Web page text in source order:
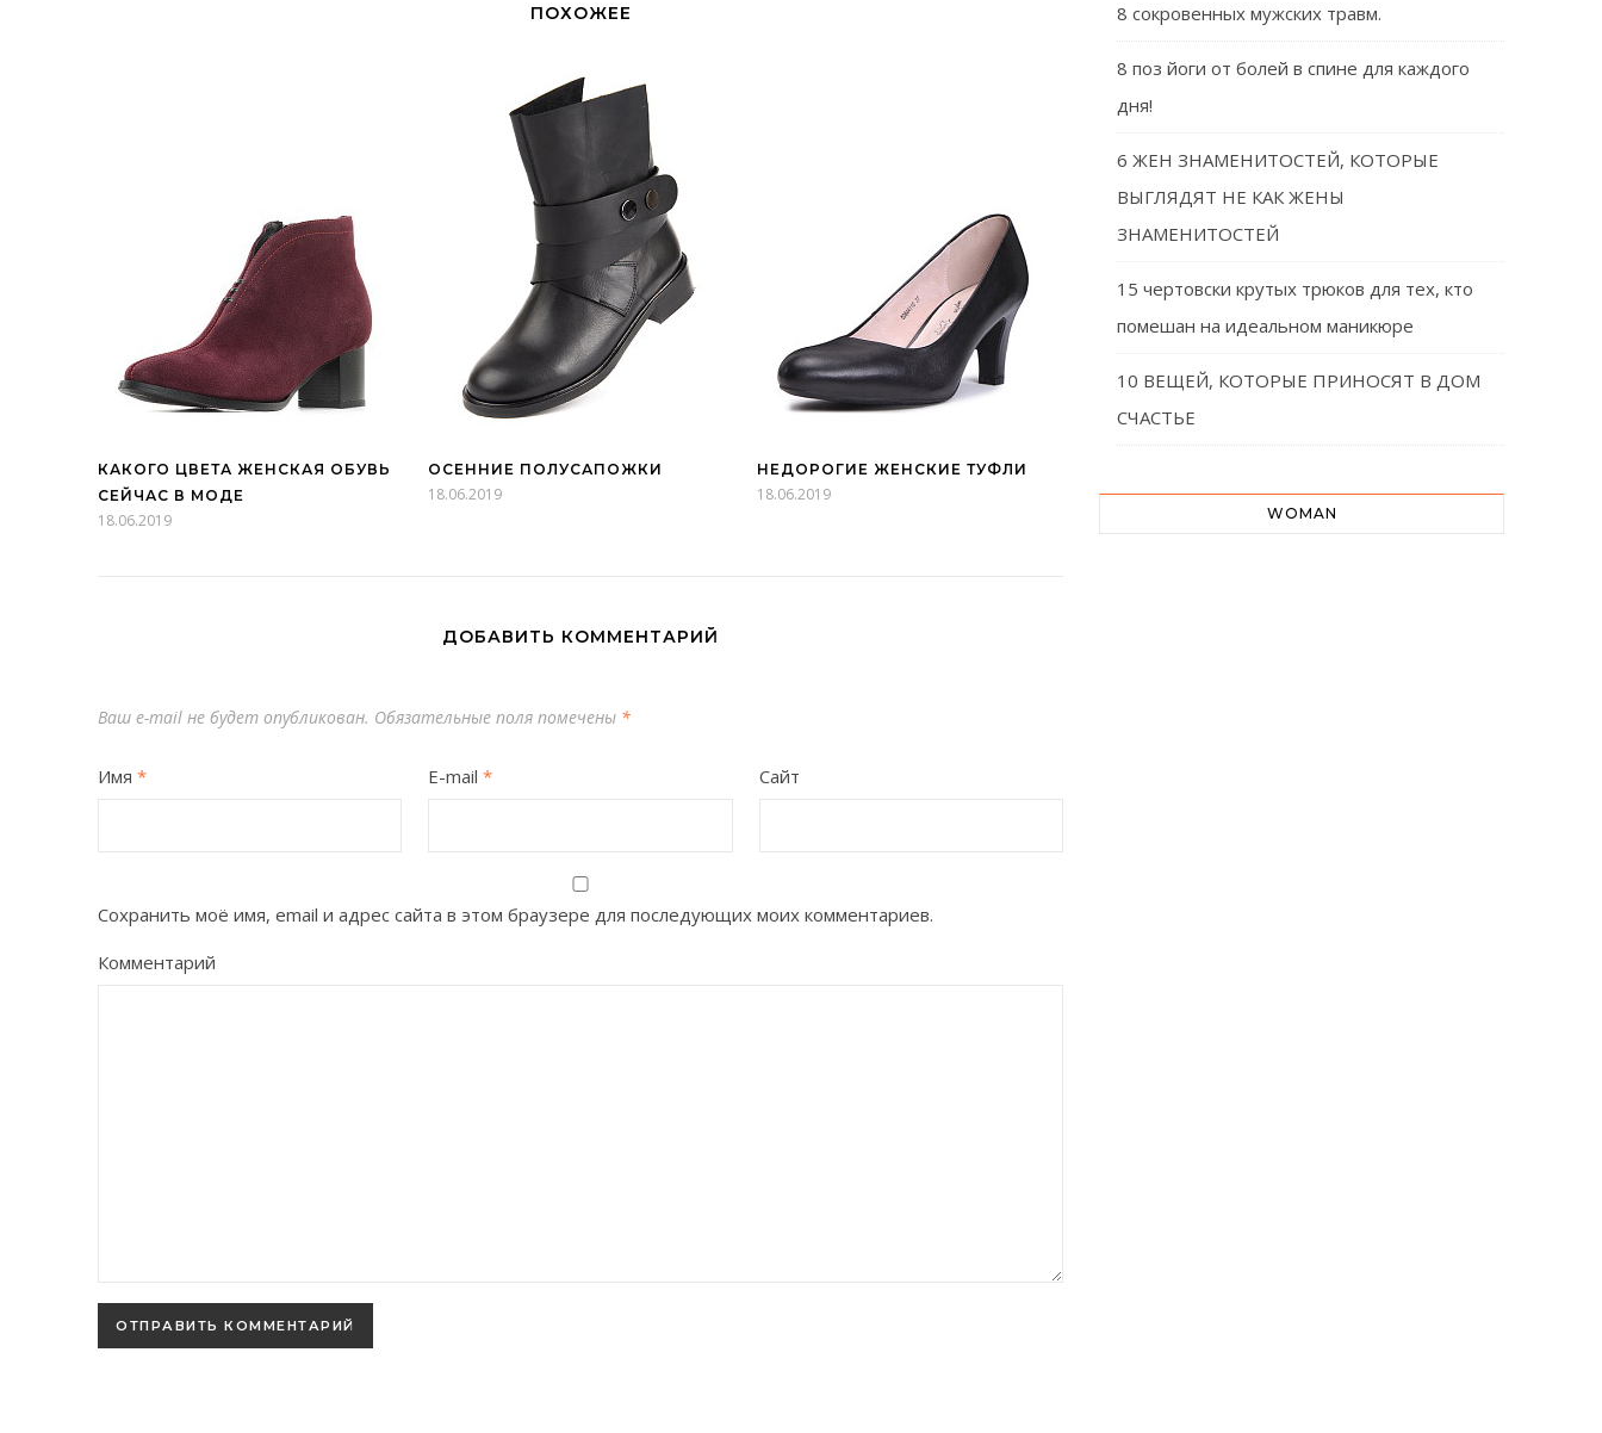
ПОХОЖЕЕ
КАКОГО ЦВЕТА ЖЕНСКАЯ ОБУВЬ
СЕЙЧАС В МОДЕ
18.06.2019
ОСЕННИЕ ПОЛУСАПОЖКИ
18.06.2019
НЕДОРОГИЕ ЖЕНСКИЕ ТУФЛИ
18.06.2019
ДОБАВИТЬ КОММЕНТАРИЙ
Ваш e-mail не будет опубликован. Обязательные поля помечены *
Имя * E-mail* Сайт
Сохранить моё имя, email и адрес сайта в этом браузере для последующих моих комментариев.
Комментарий
8 сокровенных мужских травм.
8 поз йоги от болей в спине для каждого
дня!
6 ЖЕН ЗНАМЕНИТОСТЕЙ, КОТОРЫЕ
ВЫГЛЯДЯТ НЕ КАК ЖЕНЫ
ЗНАМЕНИТОСТЕЙ
15 чертовски крутых трюков для тех, кто
помешан на идеальном маникюре
10 ВЕЩЕЙ, КОТОРЫЕ ПРИНОСЯТ В ДОМ
СЧАСТЬЕ
WOMAN